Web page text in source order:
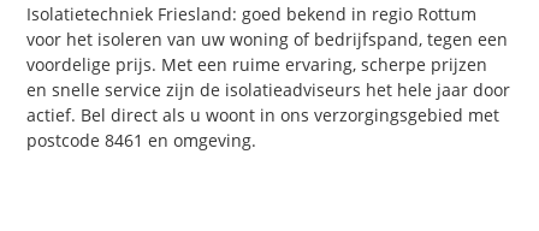
Isolatietechniek Friesland: goed bekend in regio Rottum
voor het isoleren van uw woning of bedrijfspand, tegen een
voordelige prijs. Met een ruime ervaring, scherpe prijzen
en snelle service zijn de isolatieadviseurs het hele jaar door
actief. Bel direct als u woont in ons verzorgingsgebied met
postcode 8461 en omgeving.